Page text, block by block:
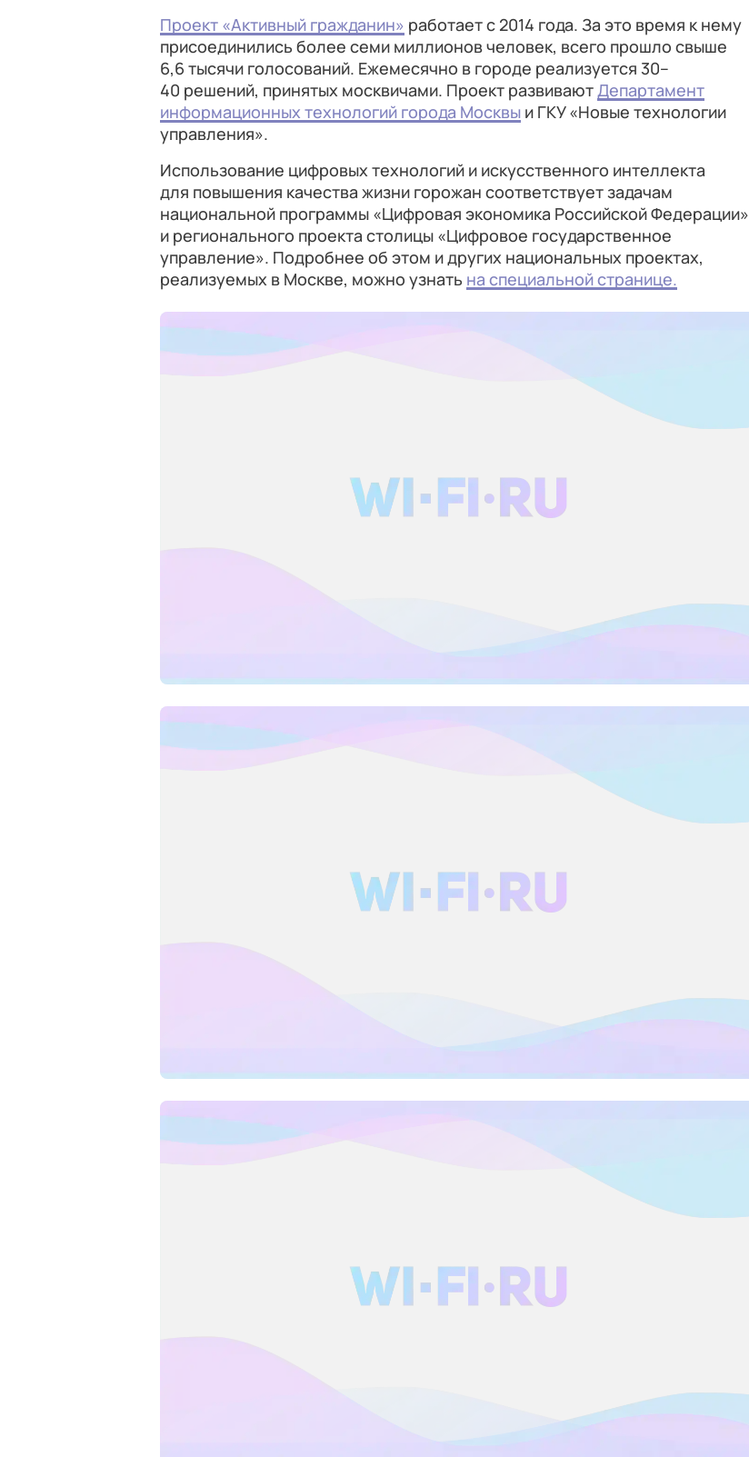
Проект «Активный гражданин» работает с 2014 года. За это время к нему
присоединились более семи миллионов человек, всего прошло свыше
6,6 тысячи голосований. Ежемесячно в городе реализуется 30–
40 решений, принятых москвичами. Проект развиваютДепартамент
информационных технологий города Москвы и ГКУ «Новые технологии
управления».
Использование цифровых технологий и искусственного интеллекта
для повышения качества жизни горожан соответствует задачам
национальной программы «Цифровая экономика Российской Федерации»
и регионального проекта столицы «Цифровое государственное
управление». Подробнее об этом и других национальных проектах,
реализуемых в Москве, можно узнать на специальной странице.